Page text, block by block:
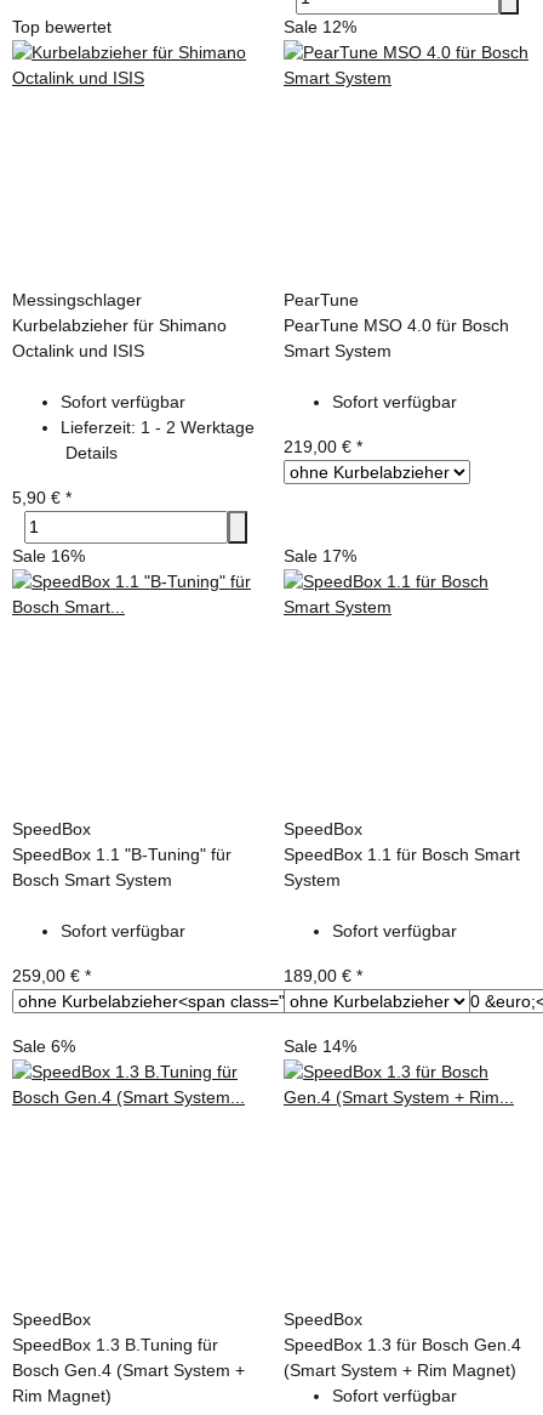
Top bewertet
Messingschlager
Kurbelabzieher für Shimano
Octalink und ISIS
Sofort verfügbar
Lieferzeit: 1 - 2 Werktage
Details
5,90 € *
Sale 12%
PearTune
PearTune MSO 4.0 für Bosch
Smart System
Sofort verfügbar
219,00 € *
Sale 16%
SpeedBox
SpeedBox 1.1 "B-Tuning" für
Bosch Smart System
Sofort verfügbar
259,00 € *
Sale 17%
SpeedBox
SpeedBox 1.1 für Bosch Smart
System
Sofort verfügbar
189,00 € *
Sale 6%
SpeedBox
SpeedBox 1.3 B.Tuning für
Bosch Gen.4 (Smart System +
Rim Magnet)
Sale 14%
SpeedBox
SpeedBox 1.3 für Bosch Gen.4
(Smart System + Rim Magnet)
Sofort verfügbar